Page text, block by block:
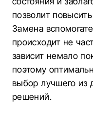
позволит
Замена
происходит не
зависит немало
поэтому
выбор лучшего из
решений.